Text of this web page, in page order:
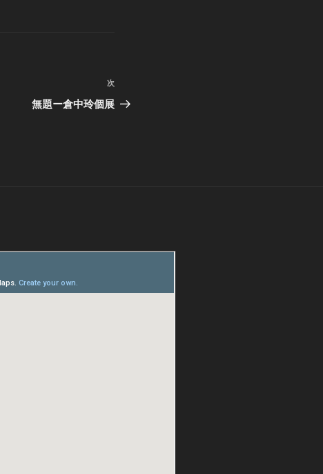
次
の
次
無題ー倉中玲個展